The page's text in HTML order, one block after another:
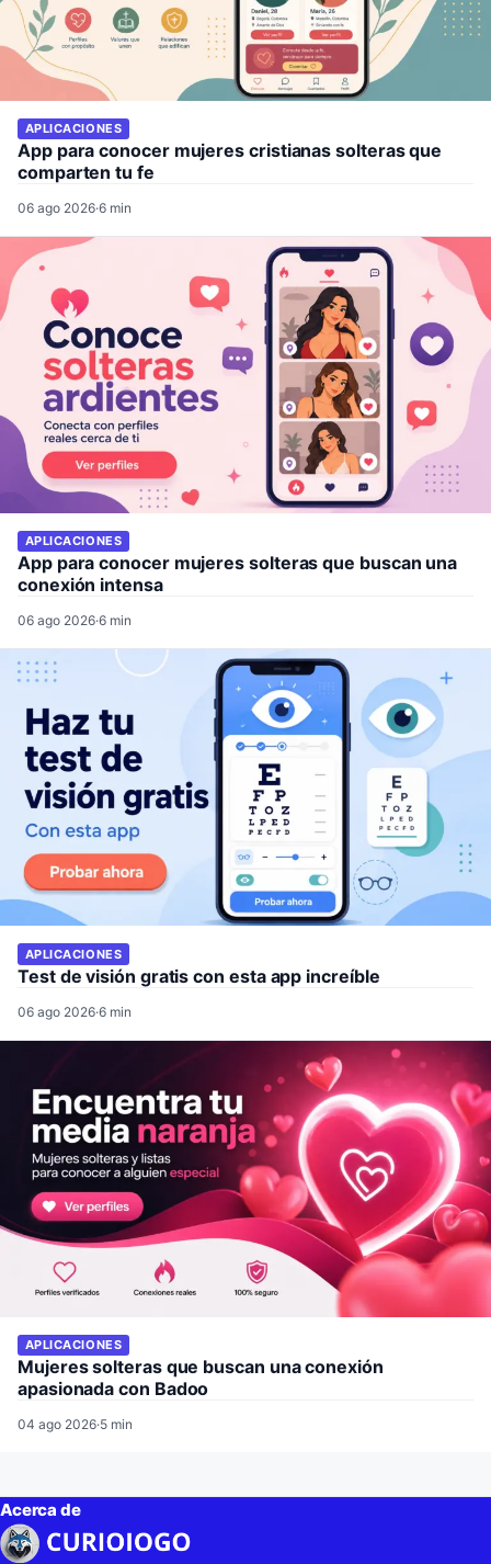
APLICACIONES
App para conocer mujeres cristianas solteras que
comparten tu fe
06 ago 2026·6 min
APLICACIONES
App para conocer mujeres solteras que buscan una
conexión intensa
06 ago 2026·6 min
APLICACIONES
Test de visión gratis con esta app increíble
06 ago 2026·6 min
APLICACIONES
Mujeres solteras que buscan una conexión
apasionada con Badoo
04 ago 2026·5 min
Acerca de